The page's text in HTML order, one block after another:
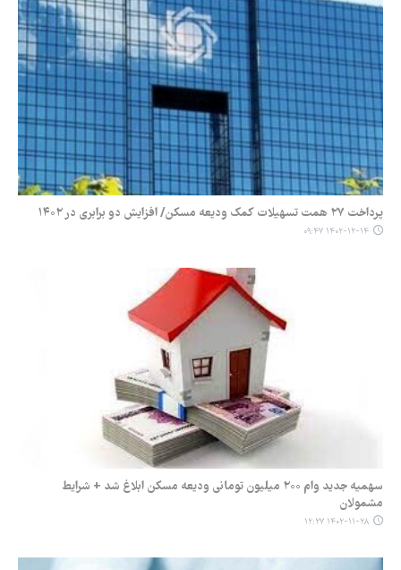
پرداخت ۲۷ همت تسهیلات کمک ودیعه مسکن/ افزایش دو برابری در ۱۴۰۲
۱۴۰۲-۱۲-۱۴ ۰۹:۴۷
سهمیه جدید وام ۲۰۰ میلیون تومانی ودیعه مسکن ابلاغ شد + شرایط
مشمولان
۱۴۰۲-۱۱-۲۸ ۱۲:۲۷